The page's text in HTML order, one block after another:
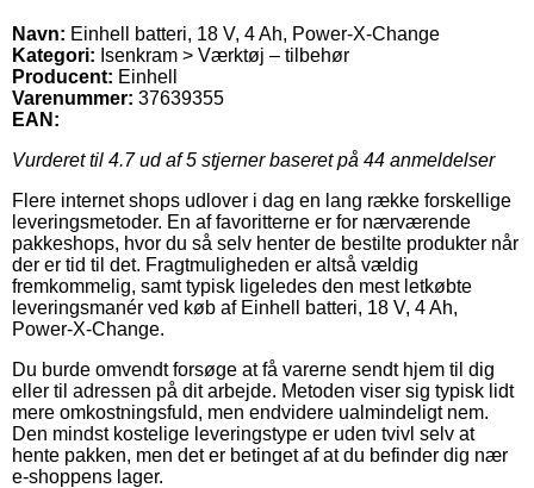
Navn: Einhell batteri, 18 V, 4 Ah, Power-X-Change
Kategori: Isenkram > Værktøj – tilbehør
Producent: Einhell
Varenummer: 37639355
EAN:
Vurderet til 4.7ud af 5 stjerner baseret på 44 anmeldelser
Flere internet shops udlover i dag en lang række forskellige
leveringsmetoder. En af favoritterne er for nærværende
pakkeshops, hvor du så selv henter de bestilte produkter når
der er tid til det. Fragtmuligheden er altså vældig
fremkommelig, samt typisk ligeledes den mest letkøbte
leveringsmanér ved køb af Einhell batteri, 18 V, 4 Ah,
Power-X-Change.
Du burde omvendt forsøge at få varerne sendt hjem til dig
eller til adressen på dit arbejde. Metoden viser sig typisk lidt
mere omkostningsfuld, men endvidere ualmindeligt nem.
Den mindst kostelige leveringstype er uden tvivl selv at
hente pakken, men det er betinget af at du befinder dig nær
e-shoppens lager.